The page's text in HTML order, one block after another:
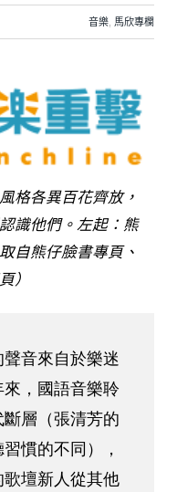
音樂 馬欣專欄
格各異百花齊放，
識他們。左起：熊
自熊仔臉書專頁、
）
音來自於樂迷
，國語音樂聆
層（張清芳的
慣的不同），
壇新人從其他